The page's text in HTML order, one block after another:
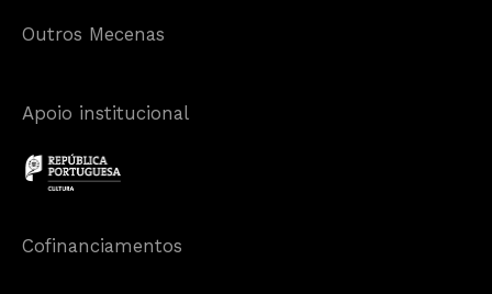
Outros Mecenas
Apoio institucional
Cofinanciamentos